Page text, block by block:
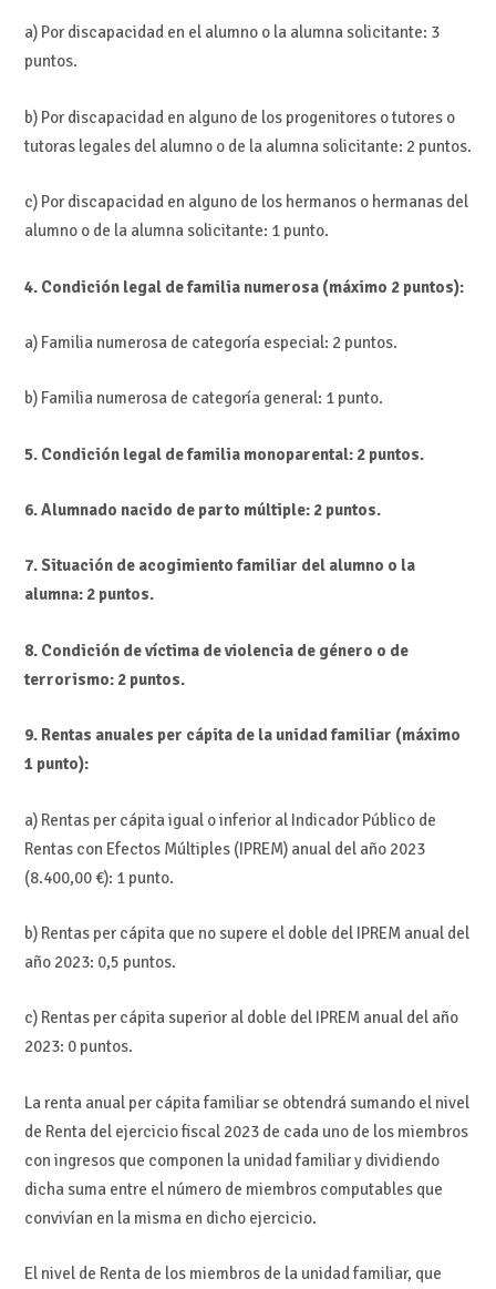
a) Por discapacidad en el alumno o la alumna solicitante: 3
puntos.
b) Por discapacidad en alguno de los progenitores o tutores o
tutoras legales del alumno o de la alumna solicitante: 2 puntos.
c) Por discapacidad en alguno de los hermanos o hermanas del
alumno o de la alumna solicitante: 1 punto.
4. Condición legal de familia numerosa (máximo 2 puntos):
a) Familia numerosa de categoría especial: 2 puntos.
b) Familia numerosa de categoría general: 1 punto.
5. Condición legal de familia monoparental: 2 puntos.
6. Alumnado nacido de parto múltiple: 2 puntos.
7. Situación de acogimiento familiar del alumno o la
alumna: 2 puntos.
8. Condición de víctima de violencia de género o de
terrorismo: 2 puntos.
9. Rentas anuales per cápita de la unidad familiar (máximo
1 punto):
a) Rentas per cápita igual o inferior al Indicador Público de
Rentas con Efectos Múltiples (IPREM) anual del año 2023
(8.400,00 €): 1 punto.
b) Rentas per cápita que no supere el doble del IPREM anual del
año 2023: 0,5 puntos.
c) Rentas per cápita superior al doble del IPREM anual del año
2023: 0 puntos.
La renta anual per cápita familiar se obtendrá sumando el nivel
de Renta del ejercicio fiscal 2023 de cada uno de los miembros
con ingresos que componen la unidad familiar y dividiendo
dicha suma entre el número de miembros computables que
convivían en la misma en dicho ejercicio.
El nivel de Renta de los miembros de la unidad familiar, que